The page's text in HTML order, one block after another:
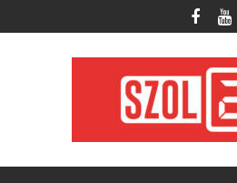
to